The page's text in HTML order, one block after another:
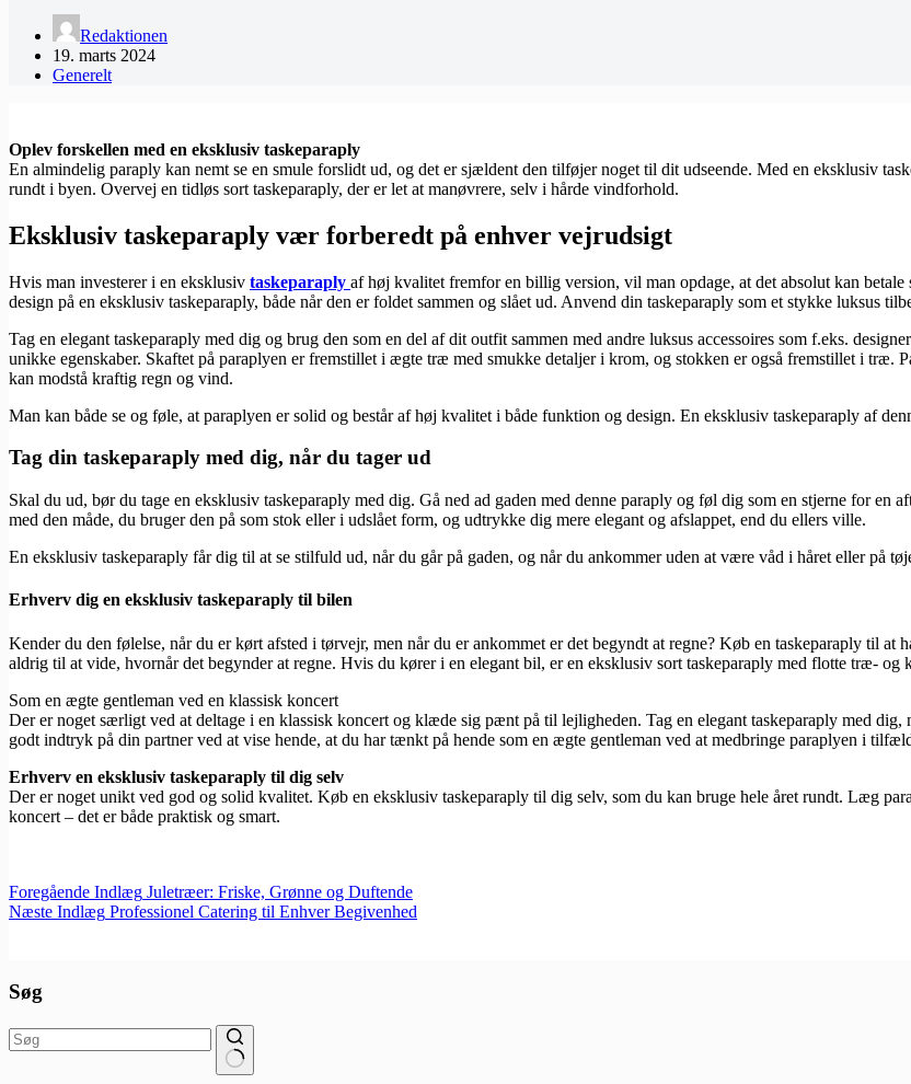
Redaktionen
19. marts 2024
Generelt
Oplev forskellen med en eksklusiv taskeparaply
En almindelig paraply kan nemt se en smule forslidt ud, og det er sjældent den tilføjer noget til dit udseende. Med en eksklusiv
rundt i byen. Overvej en tidløs sort taskeparaply, der er let at manøvrere, selv i hårde vindforhold.
Eksklusiv taskeparaply vær forberedt på enhver vejrudsigt
Hvis man investerer i en eksklusiv taskeparaply af høj kvalitet fremfor en billig version, vil man opdage, at det absolut kan
design på en eksklusiv taskeparaply, både når den er foldet sammen og slået ud. Anvend din taskeparaply som et stykke luksus
Tag en elegant taskeparaply med dig og brug den som en del af dit outfit sammen med andre luksus accessoires som f.eks.
unikke egenskaber. Skaftet på paraplyen er fremstillet i ægte træ med smukke detaljer i krom, og stokken er også fremstillet i træ.
kan modstå kraftig regn og vind.
Man kan både se og føle, at paraplyen er solid og består af høj kvalitet i både funktion og design. En eksklusiv taskeparaply af
Tag din taskeparaply med dig, når du tager ud
Skal du ud, bør du tage en eksklusiv taskeparaply med dig. Gå ned ad gaden med denne paraply og føl dig som en stjerne for en
med den måde, du bruger den på som stok eller i udslået form, og udtrykke dig mere elegant og afslappet, end du ellers ville.
En eksklusiv taskeparaply får dig til at se stilfuld ud, når du går på gaden, og når du ankommer uden at være våd i håret eller på
Erhverv dig en eksklusiv taskeparaply til bilen
Kender du den følelse, når du er kørt afsted i tørvejr, men når du er ankommet er det begyndt at regne? Køb en taskeparaply til at
aldrig til at vide, hvornår det begynder at regne. Hvis du kører i en elegant bil, er en eksklusiv sort taskeparaply med flotte træ- og
Som en ægte gentleman ved en klassisk koncert
Der er noget særligt ved at deltage i en klassisk koncert og klæde sig pænt på til lejligheden. Tag en elegant taskeparaply med
godt indtryk på din partner ved at vise hende, at du har tænkt på hende som en ægte gentleman ved at medbringe paraplyen i
Erhverv en eksklusiv taskeparaply til dig selv
Der er noget unikt ved god og solid kvalitet. Køb en eksklusiv taskeparaply til dig selv, som du kan bruge hele året rundt. Læg
koncert – det er både praktisk og smart.
Foregående Indlæg Juletræer: Friske, Grønne og Duftende
Næste Indlæg Professionel Catering til Enhver Begivenhed
Søg